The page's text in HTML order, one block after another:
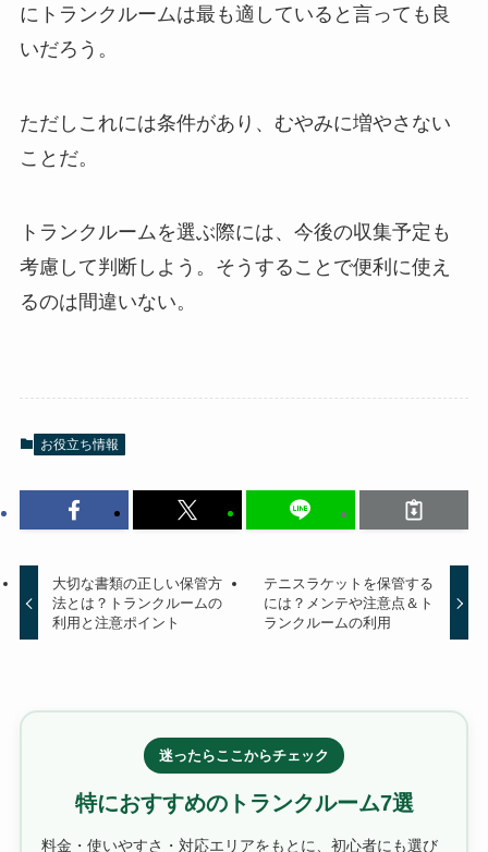
にトランクルームは最も適していると言っても良
いだろう。
ただしこれには条件があり、むやみに増やさない
ことだ。
トランクルームを選ぶ際には、今後の収集予定も
考慮して判断しよう。そうすることで便利に使え
るのは間違いない。
お役立ち情報
大切な書類の正しい保管方
法とは？トランクルームの
利用と注意ポイント
テニスラケットを保管する
には？メンテや注意点＆ト
ランクルームの利用
迷ったらここからチェック
特におすすめのトランクルーム7選
料金・使いやすさ・対応エリアをもとに、初心者にも選び